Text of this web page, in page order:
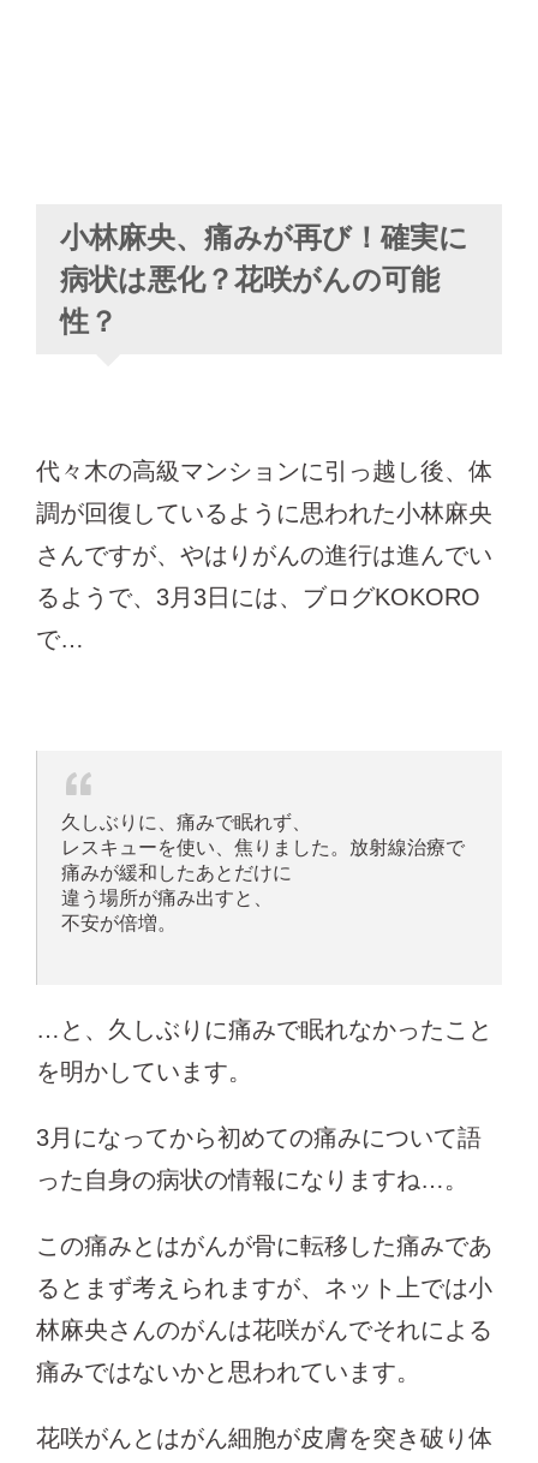
小林麻央、痛みが再び！確実に
病状は悪化？花咲がんの可能
性？
代々木の高級マンションに引っ越し後、体
調が回復しているように思われた小林麻央
さんですが、やはりがんの進行は進んでい
るようで、3月3日には、ブログKOKORO
で…
久しぶりに、痛みで眠れず、
レスキューを使い、焦りました。放射線治療で
痛みが緩和したあとだけに
違う場所が痛み出すと、
不安が倍増。
…と、久しぶりに痛みで眠れなかったこと
を明かしています。
3月になってから初めての痛みについて語
った自身の病状の情報になりますね…。
この痛みとはがんが骨に転移した痛みであ
るとまず考えられますが、ネット上では小
林麻央さんのがんは花咲がんでそれによる
痛みではないかと思われています。
花咲がんとはがん細胞が皮膚を突き破り体